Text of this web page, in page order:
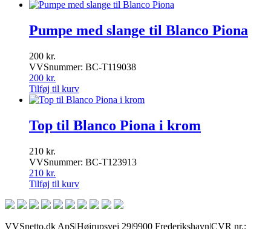
Pumpe med slange til Blanco Piona
200 kr.
VVSnummer: BC-T119038
200 kr.
Tilføj til kurv
Top til Blanco Piona i krom
210 kr.
VVSnummer: BC-T123913
210 kr.
Tilføj til kurv
VVSnetto.dk ApS|Højrupsvej 29|9900 Frederikshavn|CVR nr.: